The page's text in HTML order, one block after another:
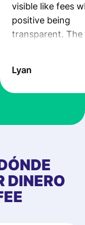
visible like fees
positive being
transparent. The
the exchange
at Profee is very
first started
app, and they
quick to provide
and helpful
Lyan
DINERO